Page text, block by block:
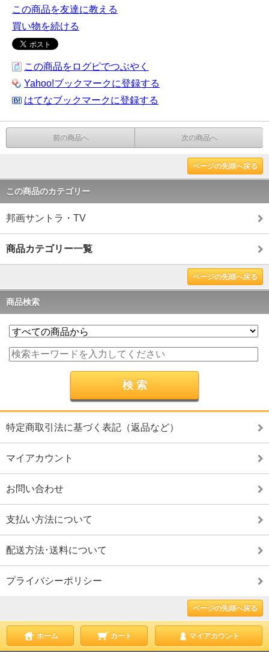
この商品を友達に教える
買い物を続ける
この商品をログピでつぶやく
Yahoo!ブックマークに登録する
はてなブックマークに登録する
前の商品へ 次の商品へ
ページの先頭へ戻る
この商品のカテゴリー
邦画サントラ・TV
商品カテゴリー一覧
ページの先頭へ戻る
商品検索
特定商取引法に基づく表記（返品など）
マイアカウント
お問い合わせ
支払い方法について
配送方法･送料について
プライバシーポリシー
ページの先頭へ戻る
ホーム カート マイアカウント